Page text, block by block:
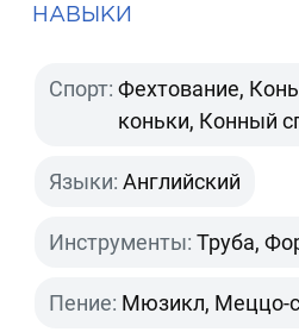
НАВЫКИ
Спорт: Фехтование,
коньки, Конный
Языки: Английский
Инструменты: Труба,
Пение: Мюзикл, Меццо-